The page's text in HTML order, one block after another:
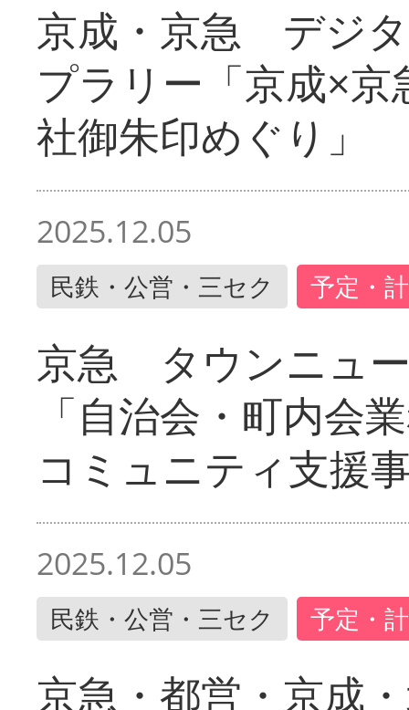
京成・京急 デジ
プラリー「京成×
社御朱印めぐり」
2025.12.05
民鉄・公営・三セク 予定・
京急 タウンニュ
「自治会・町内会
コミュニティ支援
2025.12.05
民鉄・公営・三セク 予定・
京急・都営・京成